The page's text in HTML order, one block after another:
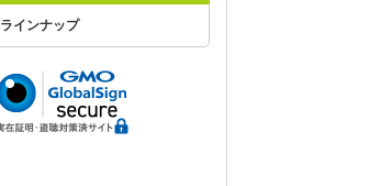
ラインナップ